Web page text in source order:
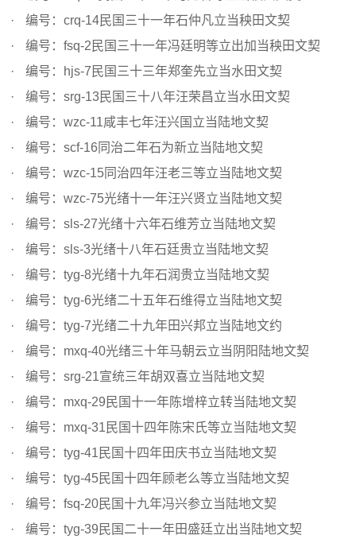
编号：crq-14民国三十一年石仲凡立当秧田文契
编号：fsq-2民国三十一年冯廷明等立出加当秧田文契
编号：hjs-7民国三十三年郑奎先立当水田文契
编号：srg-13民国三十八年汪荣昌立当水田文契
编号：wzc-11咸丰七年汪兴国立当陆地文契
编号：scf-16同治二年石为新立当陆地文契
编号：wzc-15同治四年汪老三等立当陆地文契
编号：wzc-75光绪十一年汪兴贤立当陆地文契
编号：sls-27光绪十六年石维芳立当陆地文契
编号：sls-3光绪十八年石廷贵立当陆地文契
编号：tyg-8光绪十九年石润贵立当陆地文契
编号：tyg-6光绪二十五年石维得立当陆地文契
编号：tyg-7光绪二十九年田兴邦立当陆地文约
编号：mxq-40光绪三十年马朝云立当阴阳陆地文契
编号：srg-21宣统三年胡双喜立当陆地文契
编号：mxq-29民国十一年陈增梓立转当陆地文契
编号：mxq-31民国十四年陈宋氏等立当陆地文契
编号：tyg-41民国十四年田庆书立当陆地文契
编号：tyg-45民国十四年顾老么等立当陆地文契
编号：fsq-20民国十九年冯兴参立当陆地文契
编号：tyg-39民国二十一年田盛廷立出当陆地文契